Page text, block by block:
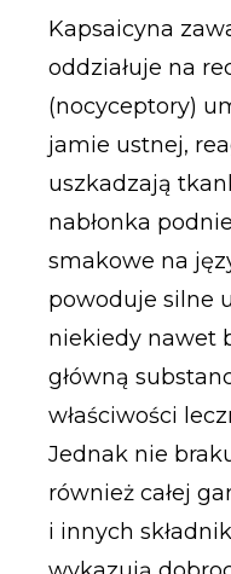
Kapsaicyna
oddziałuje na
(nocyceptory)
jamie ustnej,
uszkadzają
nabłonka
smakowe na
powoduje silne
niekiedy nawet
główną
właściwości
Jednak nie
również całej
i innych